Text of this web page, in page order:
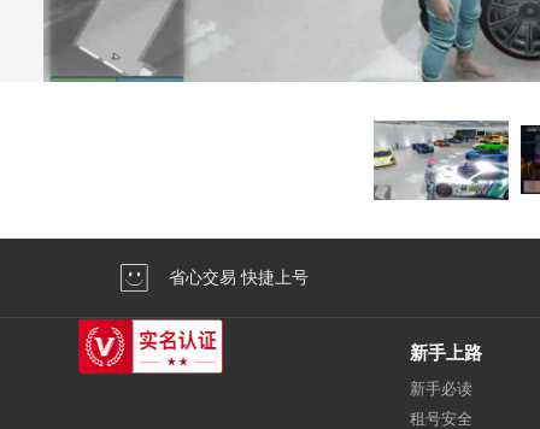
省心交易 快捷上号
新手上路
新手必读
租号安全